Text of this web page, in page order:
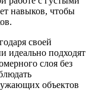
навыков, чтобы
своей
идеально подходят
слоя без
объектов